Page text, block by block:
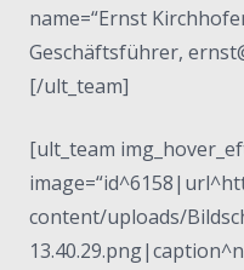
name=“Ernst
Geschäftsführer,
[/ult_team]
[ult_team
content/uploads/